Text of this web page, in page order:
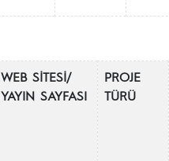
WEB SİTESİ/
YAYIN SAYFASI
PROJE
TÜRÜ